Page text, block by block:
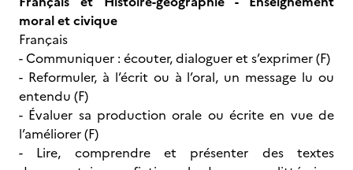
moral et civique
Français
- Communiquer : écouter, dialoguer et s’exprimer (F)
- Reformuler, à l’écrit ou à l’oral, un message lu ou
entendu (F)
- Évaluer sa production orale ou écrite en vue de
l’améliorer (F)
- Lire, comprendre et présenter des textes